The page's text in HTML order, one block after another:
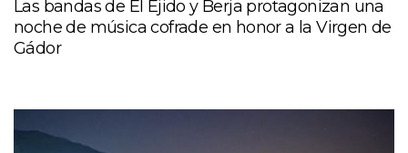
Las bandas de El Ejido y Berja protagonizan una
noche de música cofrade en honor a la Virgen de
Gádor